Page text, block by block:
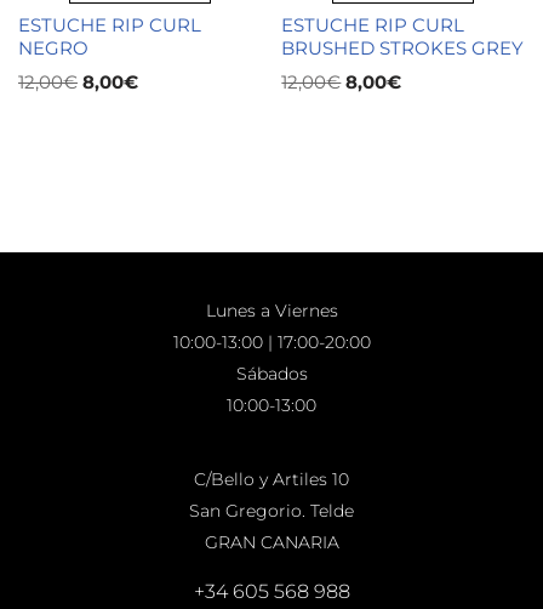
ESTUCHE RIP CURL
NEGRO
12,00€ 8,00€
ESTUCHE RIP CURL
BRUSHED STROKES GREY
12,00€ 8,00€
Lunes a Viernes
10:00-13:00 | 17:00-20:00
Sábados
10:00-13:00
C/Bello y Artiles 10
San Gregorio. Telde
GRAN CANARIA
+34 605 568 988